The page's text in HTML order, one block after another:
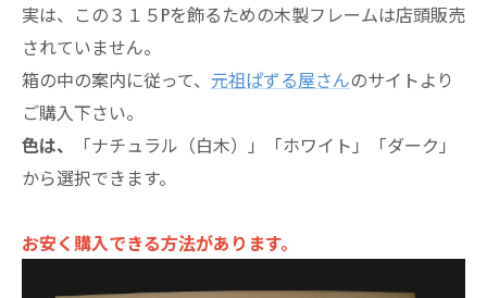
実は、この３１５Pを飾るための木製フレームは店頭販売
されていません。
箱の中の案内に従って、 元祖ぱずる屋さんのサイトより
ご購入下さい。
色は、
「ナチュラル（白木）」「ホワイト」「ダーク」
から選択できます。
お安く購入できる方法があります。